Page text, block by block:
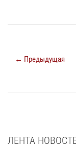
← Предыдущая
ЛЕНТА